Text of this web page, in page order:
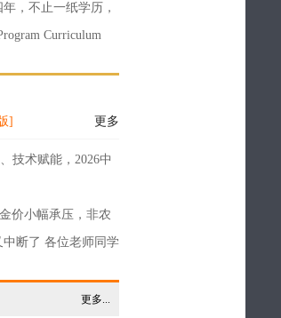
，多人终身禁赛
年，不止一纸学历，
Curriculum
] 更多
技术赋能，2026中
家队”
价小幅承压，非农
断了 各位老师同学
更多...